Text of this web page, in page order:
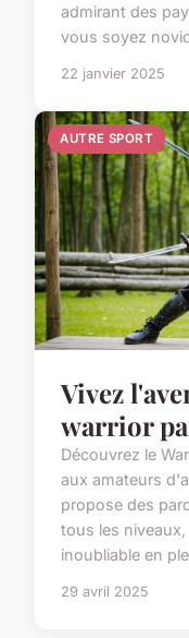
admirant des
vous soyez
22 janvier 2025
AUTRE SPORT
Vivez
warrior
Découvrez le
aux amateurs
propose des
tous les
inoubliable en
29 avril 2025